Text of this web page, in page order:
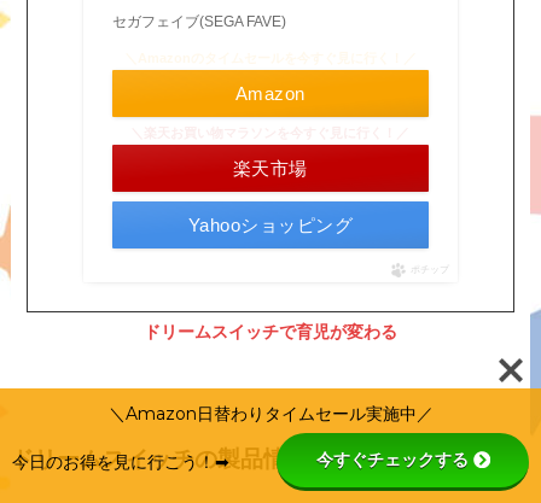
セガフェイブ(SEGA FAVE)
Amazon
楽天市場
Yahooショッピング
ポチップ
ドリームスイッチで育児が変わる
ドリームスイッチの製品情報
＼Amazon日替わりタイムセール実施中／
今日のお得を見に行こう！➡ 今すぐチェックする